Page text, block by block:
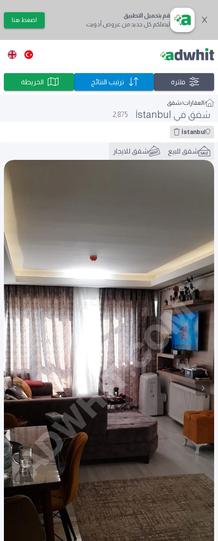
قم بتحميل التطبيق
ليصلكم كل جديد من عروض أدويت
اضغط هنا
فلترة ترتيب النتائج الخريطة
/ العقارات/شقق
شقق في İstanbul 2,875
İstanbul
شقق للبيع شقق للايجار